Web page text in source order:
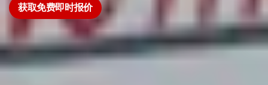
获取免费即时报价